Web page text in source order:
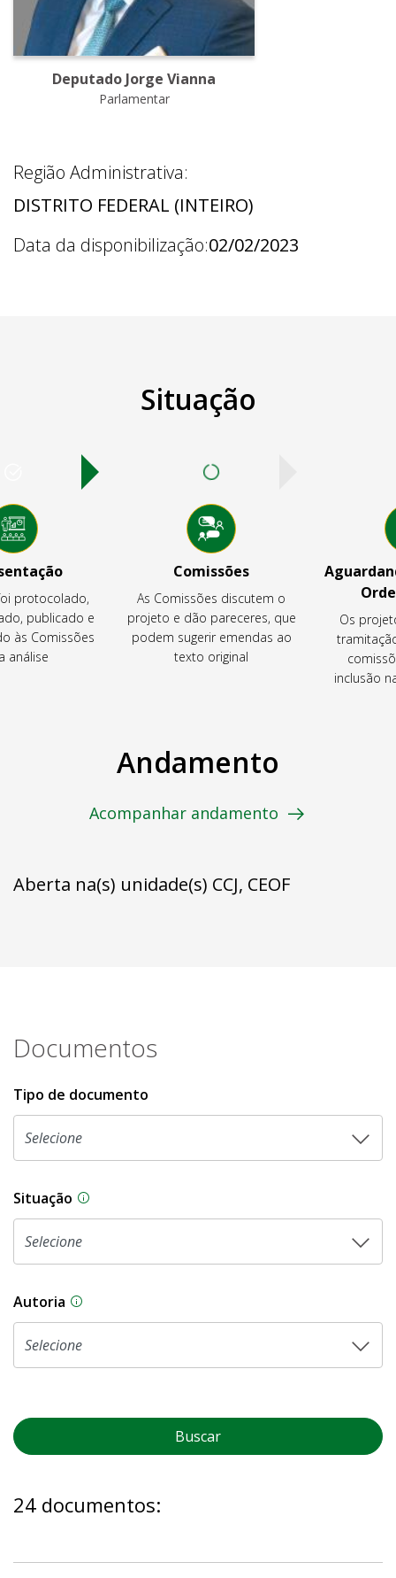
Deputado Jorge Vianna
Parlamentar
Região Administrativa:
DISTRITO FEDERAL (INTEIRO)
Data da disponibilização:02/02/2023
Situação
protocolado,
publicado e
às Comissões
análise
Comissões
As Comissões discutem o
projeto e dão pareceres, que
podem sugerir emendas ao
texto original
Os
inclusão
Andamento
Acompanhar andamento
Aberta na(s) unidade(s) CCJ, CEOF
Documentos
Tipo de documento
Situação Na CLDF, as proposições legislativas
Autoria As proposições legislativas na CLDF podem
Buscar
24 documentos: